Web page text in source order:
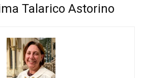
Talarico Astorino